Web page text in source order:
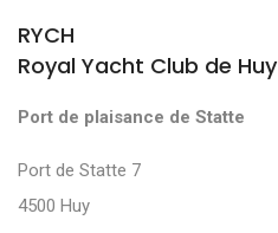
RYCH
Royal Yacht Club de Huy
Port de plaisance de Statte
Port de Statte 7
4500 Huy